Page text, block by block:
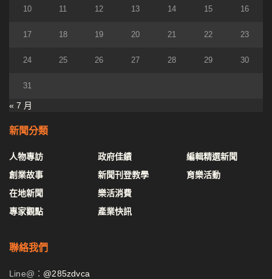
10 11 12 13 14 15 16
17 18 19 20 21 22 23
24 25 26 27 28 29 30
31
« 7 月
新聞分類
人物專訪
創業故事
在地新聞
專家觀點
政府佳績
新聞刊登教學
樂活消費
產業快訊
編輯精選新聞
育樂活動
聯絡我們
Line@： @285zdvca